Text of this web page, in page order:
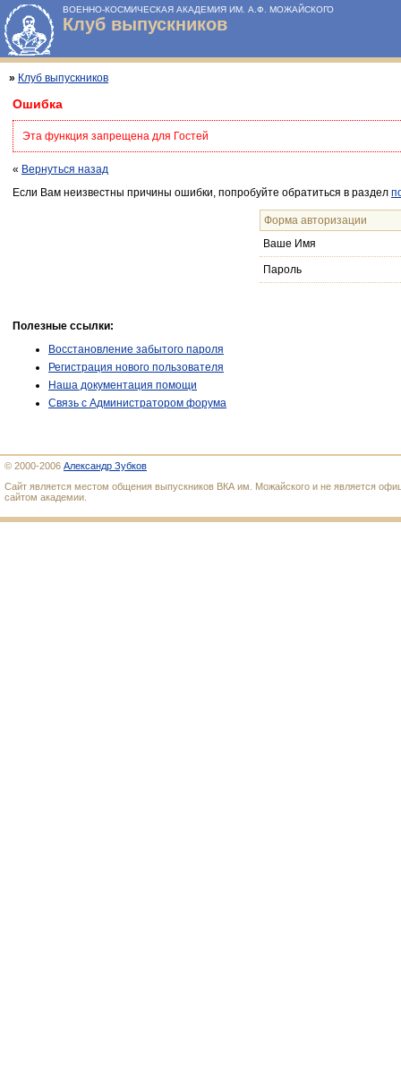
ВОЕННО-КОСМИЧЕСКАЯ АКАДЕМИЯ ИМ. А.Ф. МОЖАЙСКОГО
Клуб выпускников
» Клуб выпускников
Ошибка
Эта функция запрещена для Гостей
« Вернуться назад
Если Вам неизвестны причины ошибки, попробуйте обратиться в раздел
Форма авторизации
Ваше Имя
Пароль
Полезные ссылки:
Восстановление забытого пароля
Регистрация нового пользователя
Наша документация помощи
Связь с Администратором форума
© 2000-2006 Александр Зубков
Сайт является местом общения выпускников ВКА им. Можайского и не является
сайтом академии.